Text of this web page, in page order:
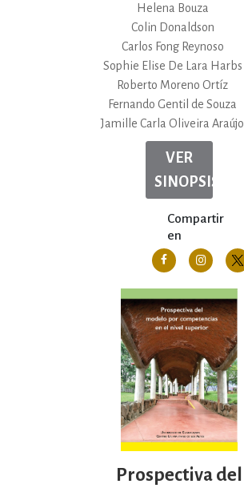
Helena Bouza
Colin Donaldson
Carlos Fong Reynoso
Sophie Elise De Lara Harbs
Roberto Moreno Ortíz
Fernando Gentil de Souza
Jamille Carla Oliveira Araújo
VER
SINOPSIS
Compartir
en
Prospectiva del